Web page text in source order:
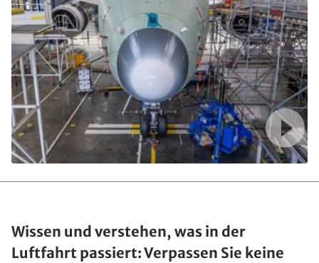
Wissen und verstehen, was in der
Luftfahrt passiert: Verpassen Sie keine